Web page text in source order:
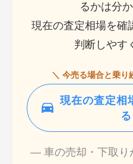
るかは分
現在の査定相場を確
判断しやす
＼ 今売る場合と乗り
現在の査定相
る
― 車の売却・下取り